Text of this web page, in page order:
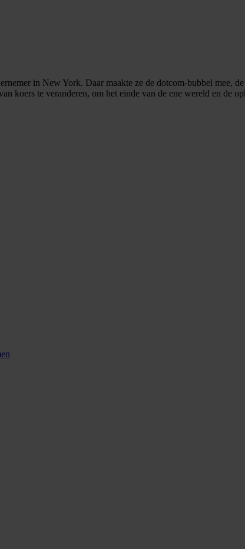
in New York. Daar maakte ze de dotcom-bubbel mee,
koers te veranderen, om het einde van de ene wereld en de